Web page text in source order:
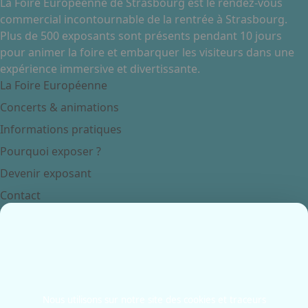
Facebook
Instagram
commercial incontournable de la rentrée à Strasbourg.
Plus de 500 exposants sont présents pendant 10 jours
pour animer la foire et embarquer les visiteurs dans une
expérience immersive et divertissante.
La Foire Européenne
Concerts & animations
Informations pratiques
Pourquoi exposer ?
Devenir exposant
Contact
Contactez-nous